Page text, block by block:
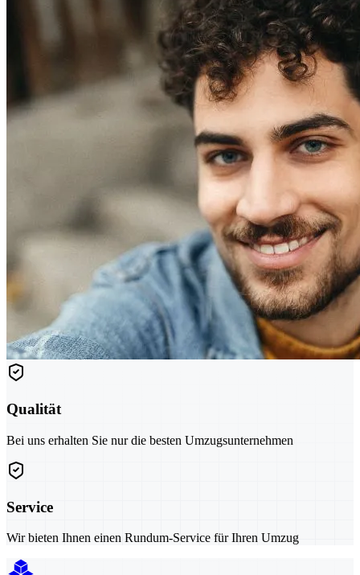
Qualität
Bei uns erhalten Sie nur die besten Umzugsunternehmen
Service
Wir bieten Ihnen einen Rundum-Service für Ihren Umzug